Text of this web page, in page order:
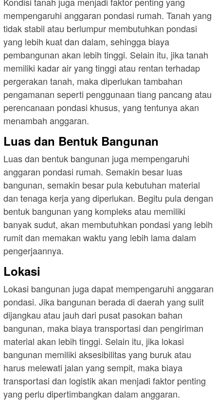
mempengaruhi anggaran pondasi rumah. Tanah yang
tidak stabil atau berlumpur membutuhkan pondasi
yang lebih kuat dan dalam, sehingga biaya
pembangunan akan lebih tinggi. Selain itu, jika tanah
memiliki kadar air yang tinggi atau rentan terhadap
pergerakan tanah, maka diperlukan tambahan
pengamanan seperti penggunaan tiang pancang atau
perencanaan pondasi khusus, yang tentunya akan
menambah anggaran.
Luas dan Bentuk Bangunan
Luas dan bentuk bangunan juga mempengaruhi
anggaran pondasi rumah. Semakin besar luas
bangunan, semakin besar pula kebutuhan material
dan tenaga kerja yang diperlukan. Begitu pula dengan
bentuk bangunan yang kompleks atau memiliki
banyak sudut, akan membutuhkan pondasi yang lebih
rumit dan memakan waktu yang lebih lama dalam
pengerjaannya.
Lokasi
Lokasi bangunan juga dapat mempengaruhi anggaran
pondasi. Jika bangunan berada di daerah yang sulit
dijangkau atau jauh dari pusat pasokan bahan
bangunan, maka biaya transportasi dan pengiriman
material akan lebih tinggi. Selain itu, jika lokasi
bangunan memiliki aksesibilitas yang buruk atau
harus melewati jalan yang sempit, maka biaya
transportasi dan logistik akan menjadi faktor penting
yang perlu dipertimbangkan dalam anggaran.